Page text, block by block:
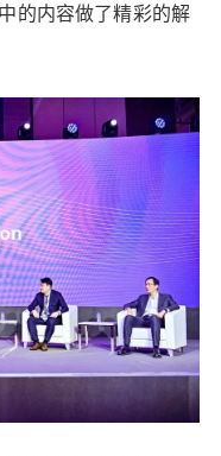
的内容做了精彩的解
6位以上
6位以上